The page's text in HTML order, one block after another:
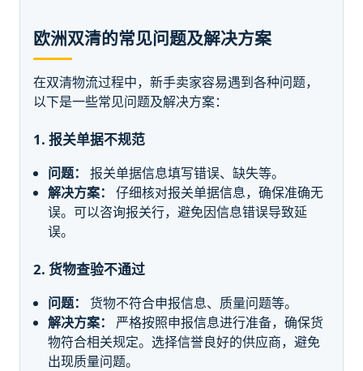
欧洲双清的常见问题及解决方案
在双清物流过程中，新手卖家容易遇到各种问题，
以下是一些常见问题及解决方案：
1. 报关单据不规范
问题：
报关单据信息填写错误、缺失等。
解决方案：
仔细核对报关单据信息，确保准确无
误。可以咨询报关行，避免因信息错误导致延
误。
2. 货物查验不通过
问题：
货物不符合申报信息、质量问题等。
解决方案：
严格按照申报信息进行准备，确保货
物符合相关规定。选择信誉良好的供应商，避免
出现质量问题。